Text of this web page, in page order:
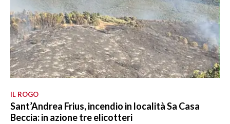
IL ROGO
Sant’Andrea Frius, incendio in località Sa Casa
Beccia: in azione tre elicotteri